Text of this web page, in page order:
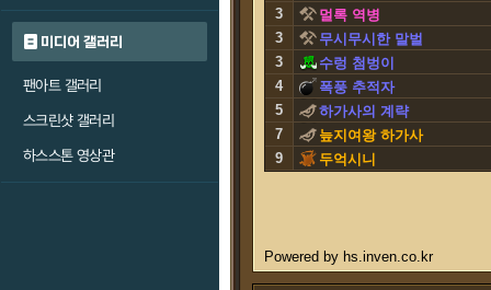
미디어 갤러리
팬아트 갤러리
스크린샷 갤러리
하스스톤 영상관
3
멀록 역병
3
무시무시한 말벌
3
수렁 첨벙이
4
폭풍 추적자
5
하가사의 계략
7
늪지여왕 하가사
9
두억시니